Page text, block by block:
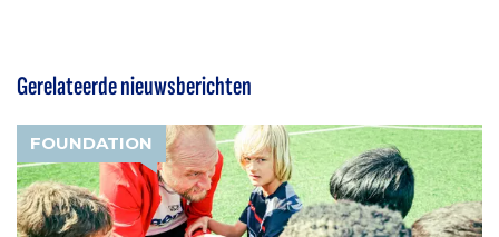
Gerelateerde nieuwsberichten
FOUNDATION